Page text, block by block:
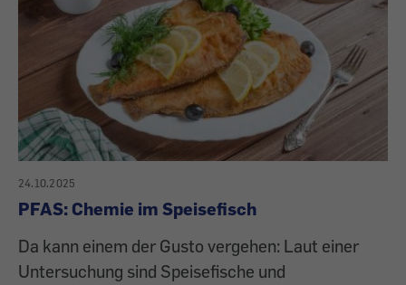
24.10.2025
PFAS: Chemie im Speisefisch
Da kann einem der Gusto vergehen: Laut einer
Untersuchung sind Speisefische und